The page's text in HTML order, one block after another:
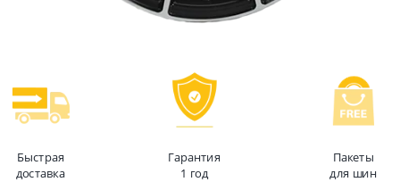
Быстрая
доставка
Гарантия
1 год
Пакеты
для шин